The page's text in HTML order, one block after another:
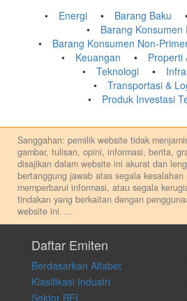
Energi Barang Baku
Barang Konsumen
Barang Konsumen Non-
Keuangan
Properti
Teknologi
Transportasi &
Produk Investasi
Sanggahan: pemilik website tidak
gambar, tulisan, opini, informasi, berita,
disajikan dalam website ini akurat dan
bertanggung jawab atas segala kesalahan
memperbarui informasi, atau segala
tindakan yang berkaitan dengan
website ini. ...
pribadi. Kami tidak memberi anjuran,
membeli, menjual atau melakukan
transaksi perdagangan apapun, dan kami
atas keputusan investasi yang dilakukan
apapun juga, yang diakibatkan secara
Daftar Emiten
Berdasarkan Alfabet
Klasifikasi Industri
Sektor BEI